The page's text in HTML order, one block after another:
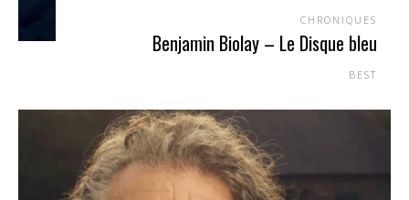
CHRONIQUES
Benjamin Biolay – Le Disque bleu
BEST